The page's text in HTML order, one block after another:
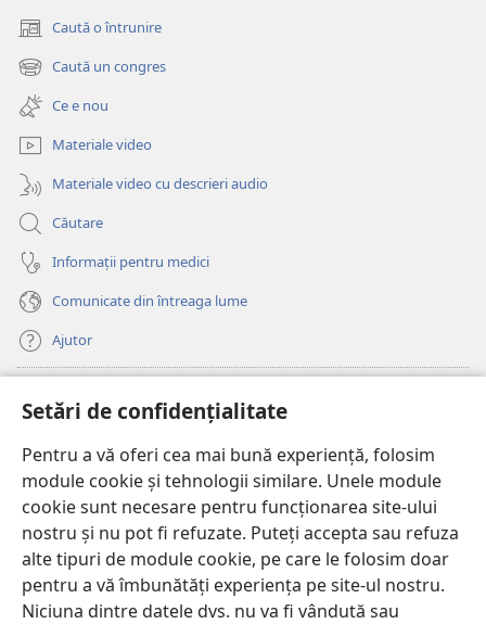
Setări de confidențialitate
Pentru a vă oferi cea mai bună experiență, folosim
module cookie și tehnologii similare. Unele module
cookie sunt necesare pentru funcționarea site-ului
nostru și nu pot fi refuzate. Puteți accepta sau refuza
alte tipuri de module cookie, pe care le folosim doar
pentru a vă îmbunătăți experiența pe site-ul nostru.
Niciuna dintre datele dvs. nu va fi vândută sau
Caută o întrunire
(se
deschide
o
fereastră
nouă)
Caută un congres
(se
deschide
o
fereastră
nouă)
Ce e nou
Materiale video
Materiale video cu descrieri audio
Căutare
Informații pentru medici
Comunicate din întreaga lume
Ajutor
(se
deschide
o
fereastră
nouă)
Watchtower – BIBLIOTECĂ ONLINE™
(se
deschide
o
fereastră
JW Hub ®
(se
deschide
o
fereastră
nouă)
JW Library®
Watchtower Library